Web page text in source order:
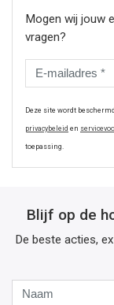
Mogen wij jouw
vragen?
Deze site wordt
privacybeleid en
toepassing.
Blijf op de
De beste acties,